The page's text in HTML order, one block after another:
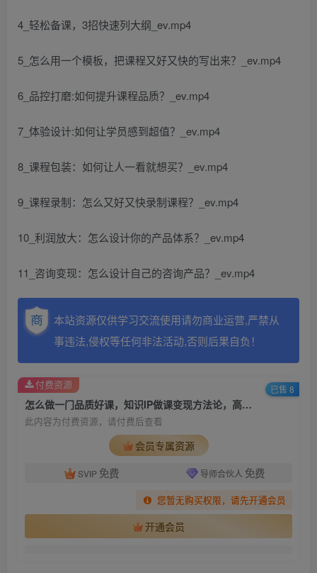
4_轻松备课，3招快速列大纲_ev.mp4
5_怎么用一个模板，把课程又好又快的写出来？_ev.mp4
6_品控打磨:如何提升课程品质？_ev.mp4
7_体验设计:如何让学员感到超值？_ev.mp4
8_课程包装：如何让人一看就想买？_ev.mp4
9_课程录制：怎么又好又快录制课程？_ev.mp4
10_利润放大：怎么设计你的产品体系？_ev.mp4
11_咨询变现：怎么设计自己的咨询产品？_ev.mp4
本站资源仅供学习交流使用请勿商业运营,严禁从
事违法,侵权等任何非法活动,否则后果自负！
怎么做一门品质好课，知识IP做课变现方法论，高品质，才有好成交
此内容为付费资源，请付费后查看
会员专属资源
SVIP 免费 导师合伙人 免费
您暂无购买权限，请先开通会员
开通会员
付费资源 已售 8